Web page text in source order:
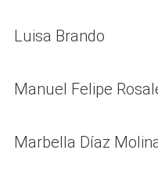
Luisa Brando
Manuel Felipe
Marbella Díaz